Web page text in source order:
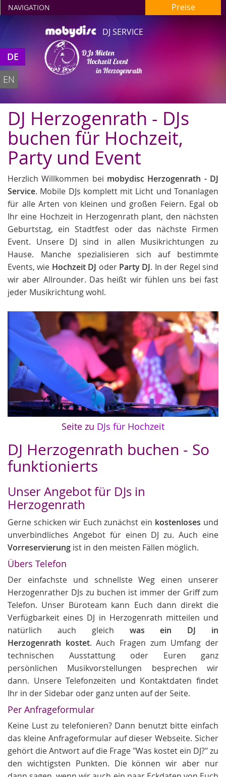
DJ SERVICE
DJs Mieten
Hochzeit Event
in Herzogenrath
NAVIGATION Preise
DE
EN
DJ Herzogenrath - DJs
buchen für Hochzeit,
Party und Event
Herzlich Willkommen bei mobydisc Herzogenrath - DJ
Service. Mobile DJs komplett mit Licht und Tonanlagen
für alle Arten von kleinen und großen Feiern. Egal ob
Ihr eine Hochzeit in Herzogenrath plant, den nächsten
Geburtstag, ein Stadtfest oder das nächste Firmen
Event. Unsere DJ sind in allen Musikrichtungen zu
Hause. Manche spezialisieren sich auf bestimmte
Events, wie Hochzeit DJ oder Party DJ. In der Regel sind
wir aber Allrounder. Das heißt wir fühlen uns bei fast
jeder Musikrichtung wohl.
Seite zu DJs für Hochzeit
DJ Herzogenrath buchen - So
funktionierts
Unser Angebot für DJs in
Herzogenrath
Gerne schicken wir Euch zunächst ein kostenloses und
unverbindliches Angebot für einen DJ zu. Auch eine
Vorreservierung ist in den meisten Fällen möglich.
Übers Telefon
Der einfachste und schnellste Weg einen unserer
Herzogenrather DJs zu buchen ist immer der Griff zum
Telefon. Unser Büroteam kann Euch dann direkt die
Verfügbarkeit eines DJ in Herzogenrath mitteilen und
natürlich auch gleich was ein DJ in
Herzogenrath kostet. Auch Fragen zum Umfang der
technischen Ausstattung oder Euren ganz
persönlichen Musikvorstellungen besprechen wir
dann. Unsere Telefonzeiten und Kontaktdaten findet
Ihr in der Sidebar oder ganz unten auf der Seite.
Per Anfrageformular
Keine Lust zu telefonieren? Dann benutzt bitte einfach
das kleine Anfrageformular auf dieser Webseite. Sicher
gehört die Antwort auf die Frage "Was kostet ein DJ?" zu
den wichtigsten Punkten. Die können wir aber nur